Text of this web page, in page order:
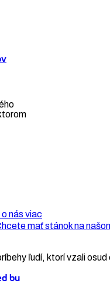
nás viac
mať stánok na
ľudí, ktorí vzali